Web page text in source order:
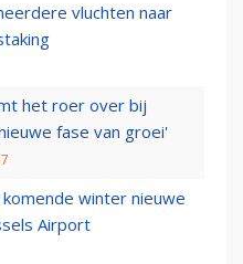
vluchten naar
het roer over bij
fase van groei'
winter nieuwe
Airport